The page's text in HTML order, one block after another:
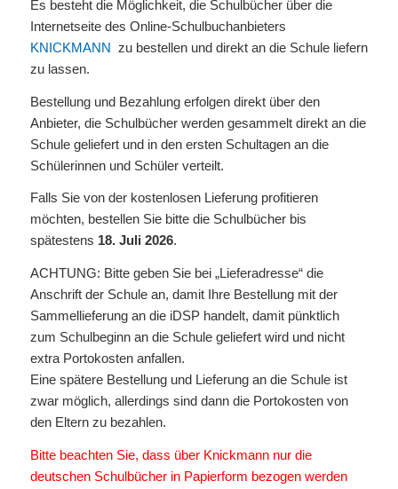
Es besteht die Möglichkeit, die Schulbücher über die
Internetseite des Online-Schulbuchanbieters
KNICKMANN zu bestellen und direkt an die Schule liefern
zu lassen.
Bestellung und Bezahlung erfolgen direkt über den
Anbieter, die Schulbücher werden gesammelt direkt an die
Schule geliefert und in den ersten Schultagen an die
Schülerinnen und Schüler verteilt.
Falls Sie von der kostenlosen Lieferung profitieren
möchten, bestellen Sie bitte die Schulbücher bis
spätestens 18. Juli 2026.
ACHTUNG: Bitte geben Sie bei „Lieferadresse“ die
Anschrift der Schule an, damit Ihre Bestellung mit der
Sammellieferung an die iDSP handelt, damit pünktlich
zum Schulbeginn an die Schule geliefert wird und nicht
extra Portokosten anfallen.
Eine spätere Bestellung und Lieferung an die Schule ist
zwar möglich, allerdings sind dann die Portokosten von
den Eltern zu bezahlen.
Bitte beachten Sie, dass über Knickmann nur die
deutschen Schulbücher in Papierform bezogen werden